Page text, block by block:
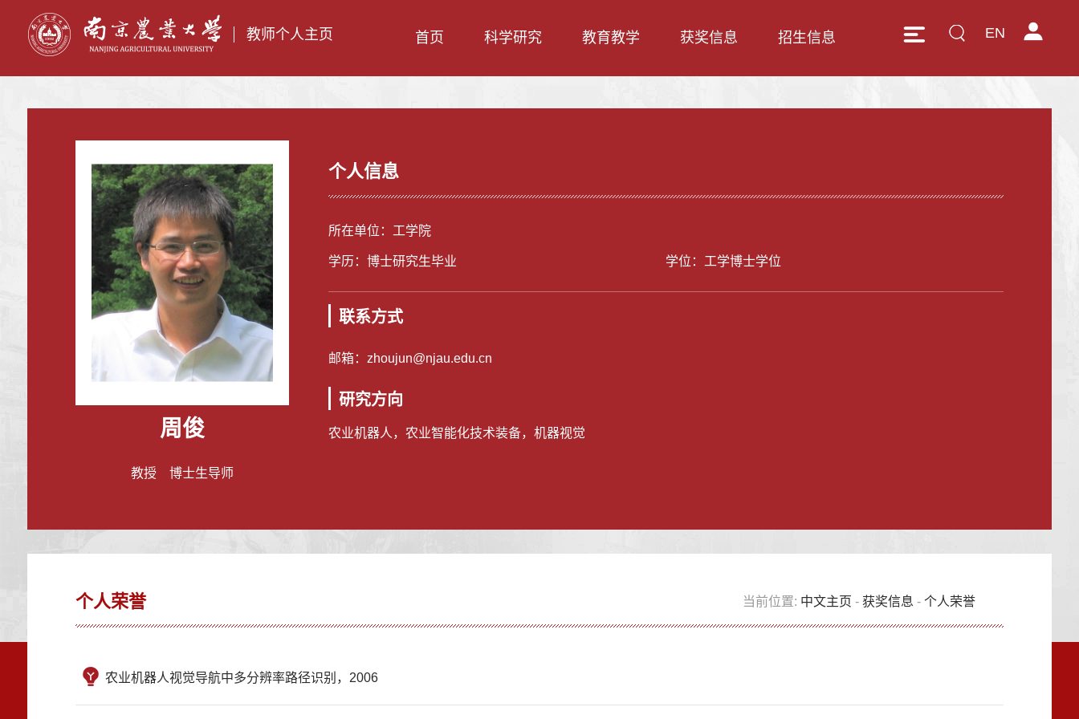
教师个人主页 EN
首页 科学研究 教育教学 获奖信息 招生信息
周俊
教授 博士生导师
个人信息
所在单位：工学院
学历：博士研究生毕业 学位：工学博士学位
联系方式
邮箱： zhoujun@njau.edu.cn
研究方向
农业机器人，农业智能化技术装备，机器视觉
个人荣誉 当前位置: 中文主页 -获奖信息 -个人荣誉
农业机器人视觉导航中多分辨率路径识别，2006